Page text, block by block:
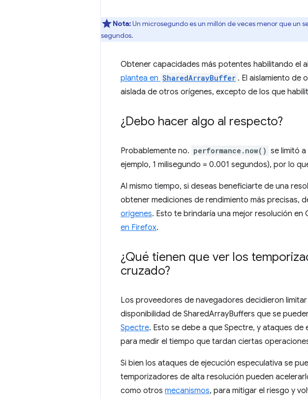
Nota:Un microsegundo es un millón de veces menor que un
segundos.
Obtener capacidades más potentes habilitando el
plantea en SharedArrayBuffer . El aislamiento de
aislada de otros orígenes, excepto de los que
¿Debo hacer algo al respecto?
Probablemente no. performance.now() se limitó
ejemplo, 1 milisegundo = 0.001 segundos), por lo
Al mismo tiempo, si deseas beneficiarte de una
obtener mediciones de rendimiento más precisas,
orígenes. Esto te brindaría una mejor resolución
en Firefox.
¿Qué tienen que ver los
cruzado?
Los proveedores de navegadores decidieron
disponibilidad de SharedArrayBuffers que se
Spectre. Esto se debe a que Spectre, y ataques
para medir el tiempo que tardan ciertas
Si bien los ataques de ejecución especulativa se
temporizadores de alta resolución pueden
como otros mecanismos, para mitigar el riesgo y